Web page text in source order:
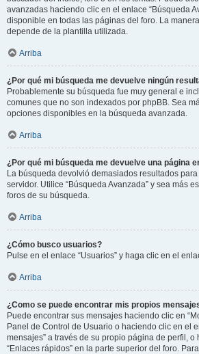
avanzadas haciendo clic en el enlace “Búsqueda
disponible en todas las páginas del foro. La
depende de la plantilla utilizada.
Arriba
¿Por qué mi búsqueda me devuelve ningún
Probablemente su búsqueda fue muy general e
comunes que no son indexados por phpBB. Sea
opciones disponibles en la búsqueda avanzada.
Arriba
¿Por qué mi búsqueda me devuelve una página
La búsqueda devolvió demasiados resultados para
servidor. Utilice “Búsqueda Avanzada” y sea más
foros de su búsqueda.
Arriba
¿Cómo busco usuarios?
Pulse en el enlace “Usuarios” y haga clic en el
Arriba
¿Como se puede encontrar mis propios
Puede encontrar sus mensajes haciendo clic en
Panel de Control de Usuario o haciendo clic en el
mensajes” a través de su propio página de perfil,
“Enlaces rápidos” en la parte superior del foro.